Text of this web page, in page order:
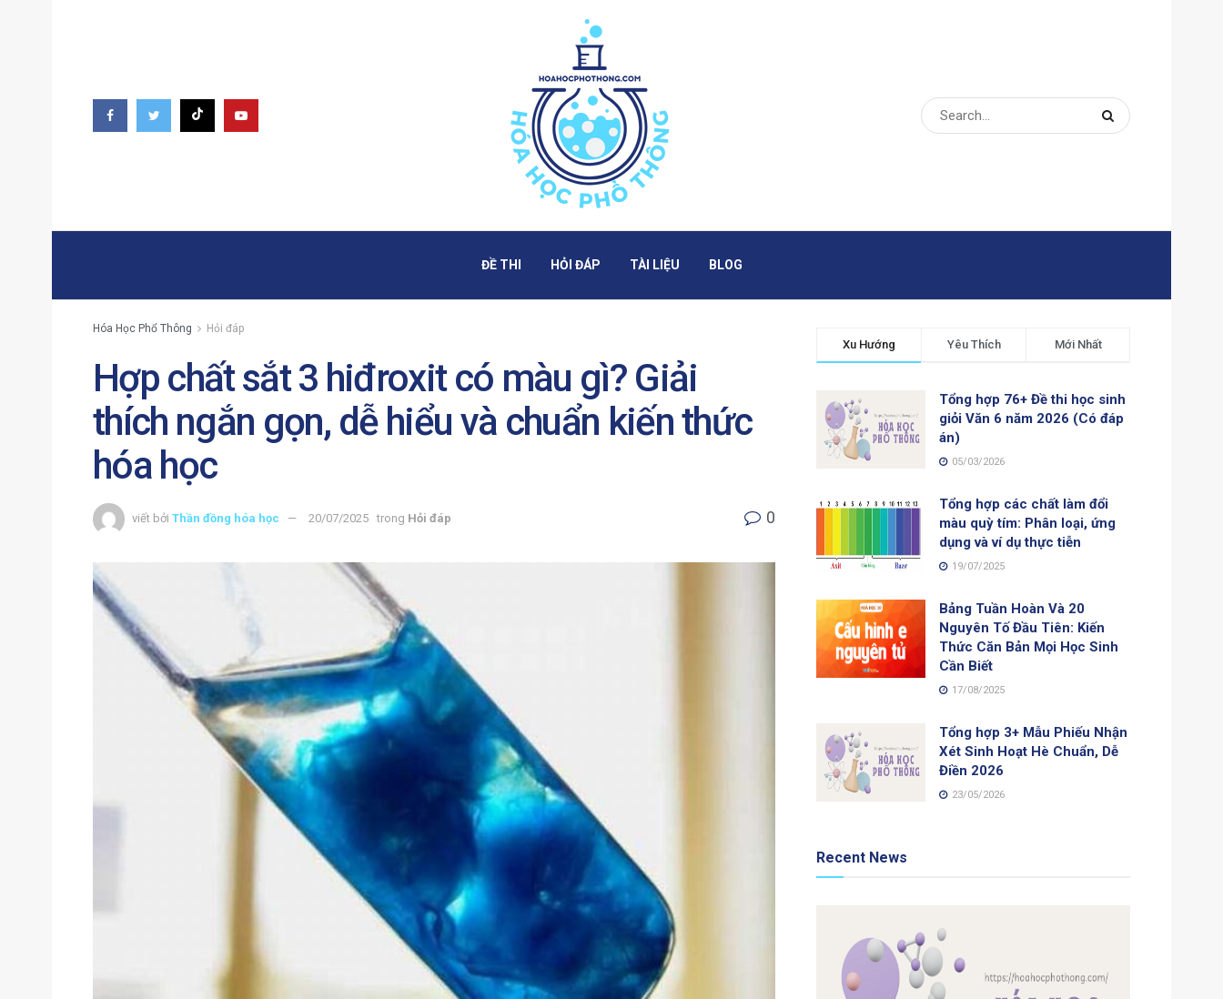
ĐỀ THI HỎI ĐÁP TÀI LIỆU BLOG
Hóa Học Phổ Thông Hỏi đáp
Hợp chất sắt 3 hiđroxit có màu gì? Giải
thích ngắn gọn, dễ hiểu và chuẩn kiến thức
hóa học
viết bởi Thần đồng hóa học 20/07/2025 trong Hỏi đáp 0
Xu Hướng Yêu Thích Mới Nhất
Tổng hợp 76+ Đề thi học sinh
giỏi Văn 6 năm 2026 (Có đáp
án)
05/03/2026
Tổng hợp các chất làm đổi
màu quỳ tím: Phân loại, ứng
dụng và ví dụ thực tiễn
19/07/2025
Bảng Tuần Hoàn Và 20
Nguyên Tố Đầu Tiên: Kiến
Thức Căn Bản Mọi Học Sinh
Cần Biết
17/08/2025
Tổng hợp 3+ Mẫu Phiếu Nhận
Xét Sinh Hoạt Hè Chuẩn, Dễ
Điền 2026
23/05/2026
Recent News